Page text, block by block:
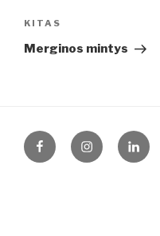
Kitas
įrašas
KITAS
Merginos mintys
FacebookInstagram